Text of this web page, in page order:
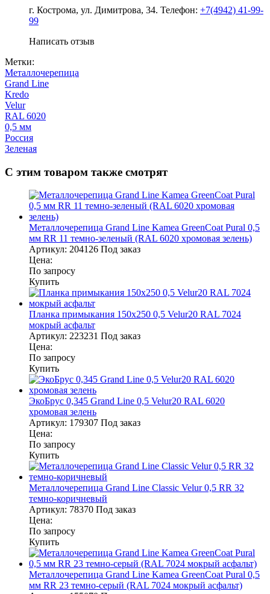
г. Кострома, ул. Димитрова, 34. Телефон: +7(4942) 41-99-
99
Написать отзыв
Метки:
Металлочерепица
Grand Line
Kredo
Velur
RAL 6020
0,5 мм
Россия
Зеленая
С этим товаром также смотрят
Металлочерепица Grand Line Kamea GreenCoat Pural 0,5
мм RR 11 темно-зеленый (RAL 6020 хромовая зелень)
Артикул: 204126 Под заказ
Цена:
По запросу
Купить
Планка примыкания 150х250 0,5 Velur20 RAL 7024
мокрый асфальт
Артикул: 223231 Под заказ
Цена:
По запросу
Купить
ЭкоБрус 0,345 Grand Line 0,5 Velur20 RAL 6020
хромовая зелень
Артикул: 179307 Под заказ
Цена:
По запросу
Купить
Металлочерепица Grand Line Classic Velur 0,5 RR 32
темно-коричневый
Артикул: 78370 Под заказ
Цена:
По запросу
Купить
Металлочерепица Grand Line Kamea GreenCoat Pural 0,5
мм RR 23 темно-серый (RAL 7024 мокрый асфальт)